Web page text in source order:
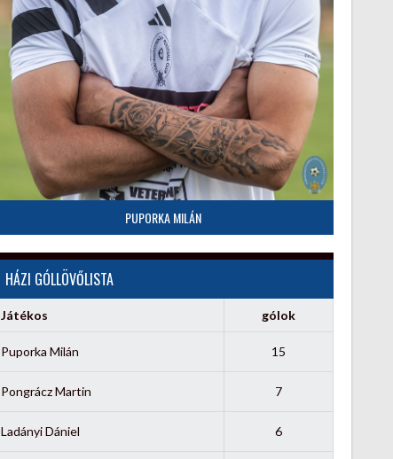
PUPORKA MILÁN
HÁZI GÓLLÖVŐLISTA
Játékos gólok
Puporka Milán 15
Pongrácz Martin 7
Ladányi Dániel 6